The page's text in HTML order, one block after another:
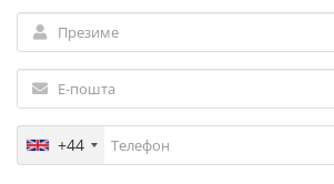
+44